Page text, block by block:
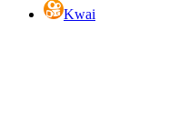
Kwai